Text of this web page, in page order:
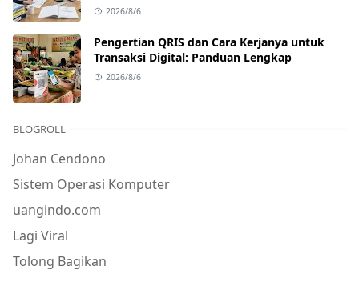
2026/8/6
Pengertian QRIS dan Cara Kerjanya untuk
Transaksi Digital: Panduan Lengkap
2026/8/6
BLOGROLL
Johan Cendono
Sistem Operasi Komputer
uangindo.com
Lagi Viral
Tolong Bagikan